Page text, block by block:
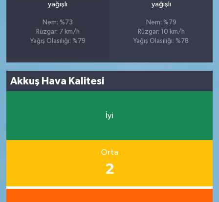
yağışlı
Nem: %73
Rüzgar: 7 km/h
Yağış Olasılığı: %79
yağışlı
Nem: %79
Rüzgar: 10 km/h
Yağış Olasılığı: %78
Akkuş Hava Kalitesi
İyi
Orta
2